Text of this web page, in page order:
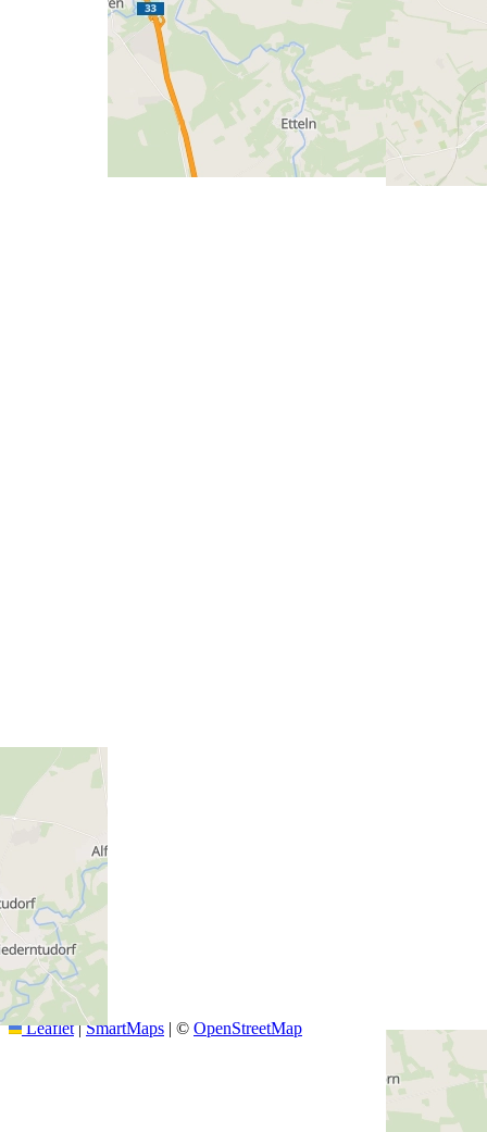
+−
Leaflet | SmartMaps | © OpenStreetMap